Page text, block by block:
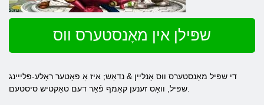
שפּילן אין מאָנסטערס ווס
די שפּיל מאָנסטערס ווס אָנליין & נדאַש; איז אַ פּאָטער ראָלע-פּלייינג